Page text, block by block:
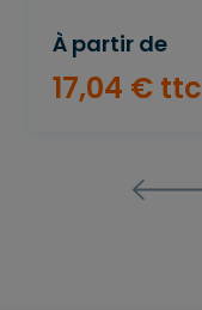
À partir de
17,04 € ttc